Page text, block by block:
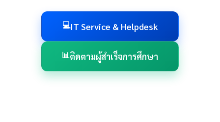
💻IT Service & Helpdesk
📊ติดตามผู้สำเร็จการศึกษา